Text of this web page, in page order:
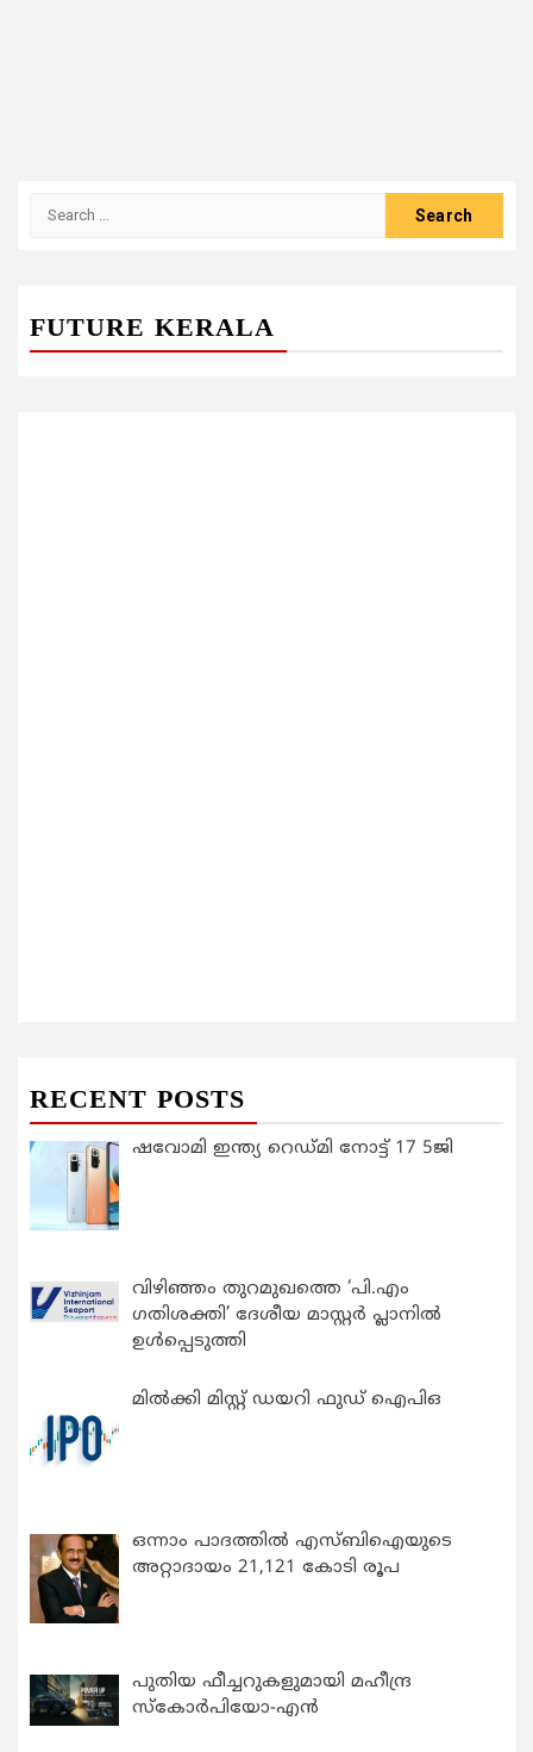
FUTURE KERALA
RECENT POSTS
ഷവോമി ഇന്ത്യ റെഡ്മി നോട്ട് 17 5ജി
വിഴിഞ്ഞം തുറമുഖത്തെ ‘പി.എം
ഗതിശക്തി’ ദേശീയ മാസ്റ്റർ പ്ലാനിൽ
ഉൾപ്പെടുത്തി
മിൽക്കി മിസ്റ്റ് ഡയറി ഫുഡ് ഐപിഒ
ഒന്നാം പാദത്തിൽ എസ്ബിഐയുടെ
അറ്റാദായം 21,121 കോടി രൂപ
പുതിയ ഫീച്ചറുകളുമായി മഹീന്ദ്ര
സ്കോർപിയോ-എൻ